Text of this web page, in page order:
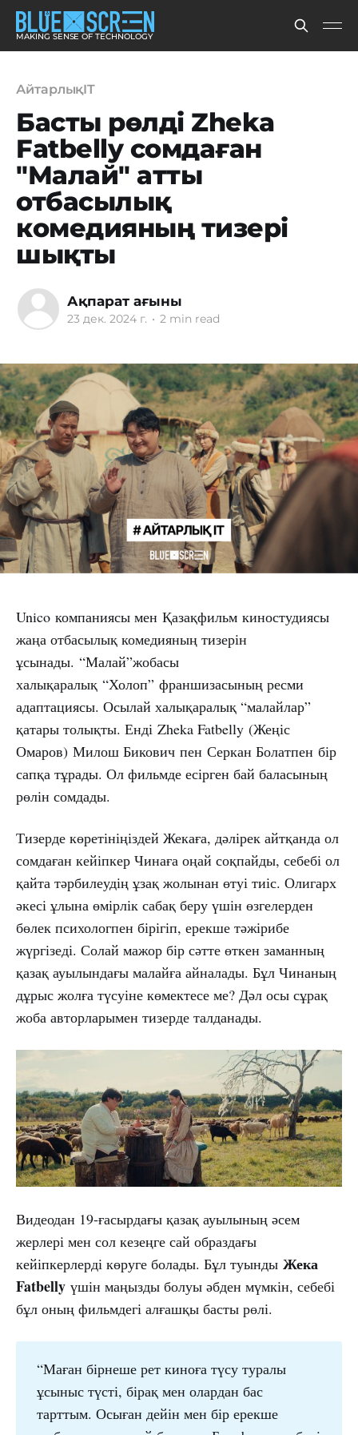
MAKING SENSE OF TECHNOLOGY
АйтарлықIT
Басты рөлді Zheka
Fatbelly сомдаған
"Малай" атты
отбасылық
комедияның тизері
шықты
Ақпарат ағыны
23 дек. 2024 г. • 2 min read
Unico компаниясы мен Қазақфильм киностудиясы
жаңа отбасылық комедияның тизерін
ұсынады. “Малай”жобасы
халықаралық “Холоп” франшизасының ресми
адаптациясы. Осылай халықаралық “малайлар”
қатары толықты. Енді Zheka Fatbelly (Жеңіс
Омаров) Милош Бикович пен Серкан Болатпен бір
сапқа тұрады. Ол фильмде есірген бай баласының
рөлін сомдады.
Тизерде көретініңіздей Жекаға, дәлірек айтқанда ол
сомдаған кейіпкер Чинаға оңай соқпайды, себебі ол
қайта тәрбилеудің ұзақ жолынан өтуі тиіс. Олигарх
әкесі ұлына өмірлік сабақ беру үшін өзгелерден
бөлек психологпен бірігіп, ерекше тәжірибе
жүргізеді. Солай мажор бір сәтте өткен заманның
қазақ ауылындағы малайға айналады. Бұл Чинаның
дұрыс жолға түсуіне көмектесе ме? Дәл осы сұрақ
жоба авторларымен тизерде талданады.
Видеодан 19-ғасырдағы қазақ ауылының әсем
жерлері мен сол кезеңге сай образдағы
кейіпкерлерді көруге болады. Бұл туынды Жека
Fatbelly үшін маңызды болуы әбден мүмкін, себебі
бұл оның фильмдегі алғашқы басты рөлі.
“Маған бірнеше рет киноға түсу туралы
ұсыныс түсті, бірақ мен олардан бас
тарттым. Осыған дейін мен бір ерекше